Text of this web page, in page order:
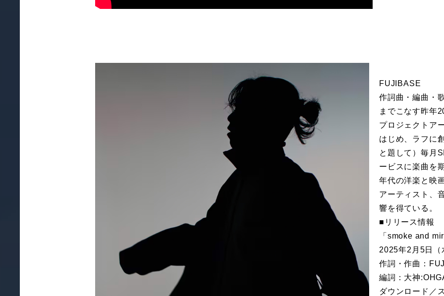
FUJIBASE
作詞曲・編曲・
までこなす昨年
プロジェクトア
はじめ、ラフに
と題して）毎月
ービスに楽曲を
年代の洋楽と映
アーティスト、
響を得ている。
■リリース情報
「smoke and
2025年2月5日（
作詞・作曲：
編詞：大神
ダウンロード／